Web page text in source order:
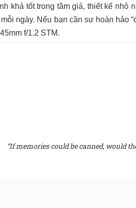
khá tốt trong tầm giá, thiết kế nhỏ
ngày. Nếu bạn cần sự hoàn hảo
f/1.2 STM.
“If memories could be canned, would